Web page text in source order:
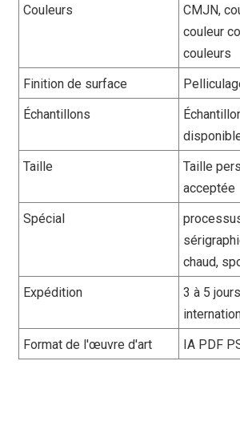
Couleurs
CMJN,
couleur
couleurs
Finition de surface
Échantillons
Taille
Taille
acceptée
Spécial
chaud,
Expédition
3 à 5
Format de l'œuvre d'art
IA PDF